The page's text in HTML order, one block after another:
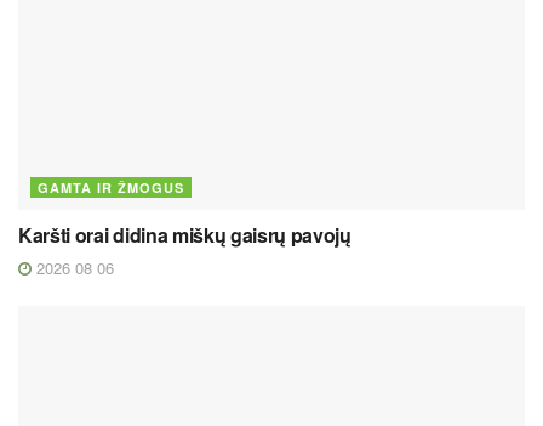
GAMTA IR ŽMOGUS
Karšti orai didina miškų gaisrų pavojų
2026 08 06